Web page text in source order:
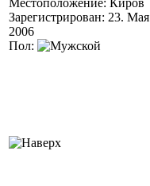
Местоположение: Киров
Зарегистрирован: 23. Мая
2006
Пол: